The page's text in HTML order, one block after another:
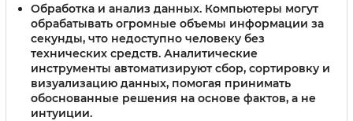
Обработка и анализ данных. Компьютеры могут
обрабатывать огромные объемы информации за
секунды, что недоступно человеку без
технических средств. Аналитические
инструменты автоматизируют сбор, сортировку и
визуализацию данных, помогая принимать
обоснованные решения на основе фактов, а не
интуиции.